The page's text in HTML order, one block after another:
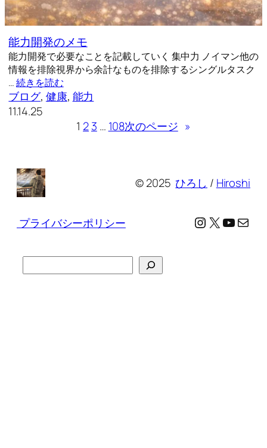
能力開発のメモ
能力開発で必要なことを記載していく 集中力 ノイマン他の
情報を排除視界から余計なものを排除するシングルタスク
…続きを読む
ブログ, 健康, 能力
11.14.25
1 23 … 108次のページ »
© 2025ひろし / Hiroshi
プライバシーポリシー Instagram
X メール
索